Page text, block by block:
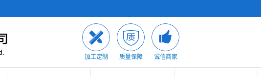
加工定制 质量保障 诚信商家